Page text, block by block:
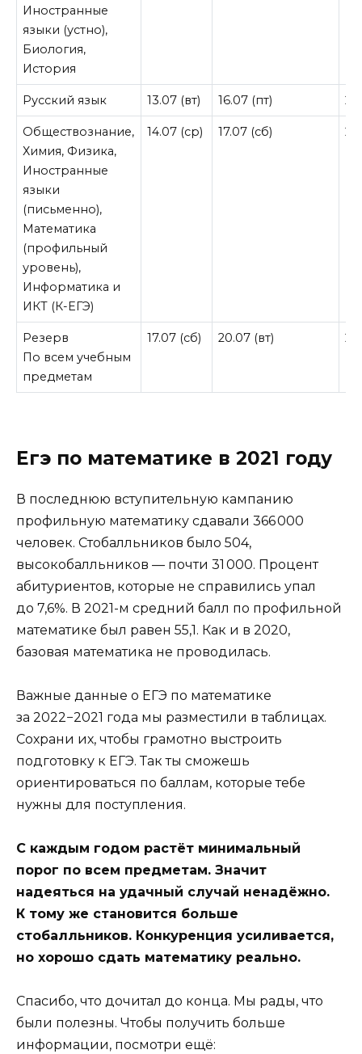
Иностранные
языки (устно),
Биология,
История
Русский язык 13.07 (вт) 16.07 (пт)
Обществознание,
Химия, Физика,
Иностранные
языки
(письменно),
Математика
(профильный
уровень),
Информатика и
ИКТ (К-ЕГЭ)
14.07 (ср) 17.07 (сб)
Резерв
По всем учебным
предметам
17.07 (сб) 20.07 (вт)
Егэ по математике в 2021 году
В последнюю вступительную кампанию
профильную математику сдавали 366 000
человек. Стобалльников было 504,
высокобалльников — почти 31 000. Процент
абитуриентов, которые не справились упал
до 7,6%. В 2021-м средний балл по профильной
математике был равен 55,1. Как и в 2020,
базовая математика не проводилась.
Важные данные о ЕГЭ по математике
за 2022−2021 года мы разместили в таблицах.
Сохрани их, чтобы грамотно выстроить
подготовку к ЕГЭ. Так ты сможешь
ориентироваться по баллам, которые тебе
нужны для поступления.
С каждым годом растёт минимальный
порог по всем предметам. Значит
надеяться на удачный случай ненадёжно.
К тому же становится больше
стобалльников. Конкуренция усиливается,
но хорошо сдать математику реально.
Спасибо, что дочитал до конца. Мы рады, что
были полезны. Чтобы получить больше
информации, посмотри ещё: